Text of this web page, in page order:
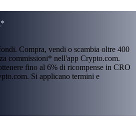
Compra, vendi o scambia oltre 400
commissioni* nell'app Crypto.com.
fino al 6% di ricompense in CRO
Si applicano termini e